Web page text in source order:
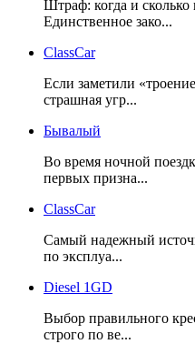
Штраф: когда и сколько
Единственное зако...
ClassCar
Если заметили
страшная угр...
Бывалый
Во время ночной
первых призна...
ClassCar
Самый надежный
по эксплуа...
Diesel 1GD
Выбор правильного
строго по ве...